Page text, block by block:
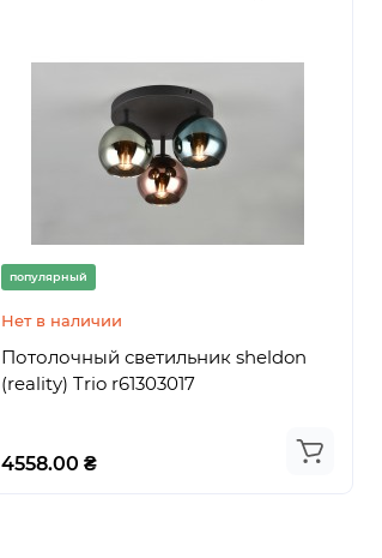
популярный
Нет в наличии
Потолочный светильник sheldon
(reality) Trio r61303017
4558.00 ₴